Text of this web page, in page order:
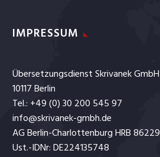
IMPRESSUM
Übersetzungsdienst Skrivanek GmbH
10117 Berlin
Tel.: +49 (0) 30 200 545 97
info@skrivanek-gmbh.de
AG Berlin-Charlottenburg HRB 86229
Ust.-IDNr: DE224135748